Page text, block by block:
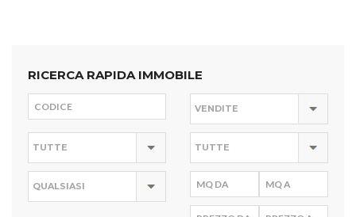
RICERCA RAPIDA IMMOBILE